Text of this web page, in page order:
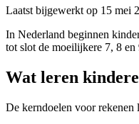
Laatst bijgewerkt op 15 mei
In Nederland beginnen
tot slot de moeilijkere 7, 8 en
Wat leren
De kerndoelen voor rekenen